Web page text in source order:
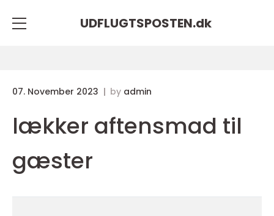
UDFLUGTSPOSTEN.dk
07. November 2023 by admin
lækker aftensmad til
gæster